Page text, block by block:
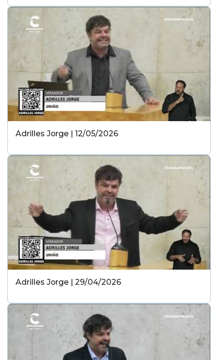
Adrilles Jorge | 12/05/2026
Adrilles Jorge | 29/04/2026